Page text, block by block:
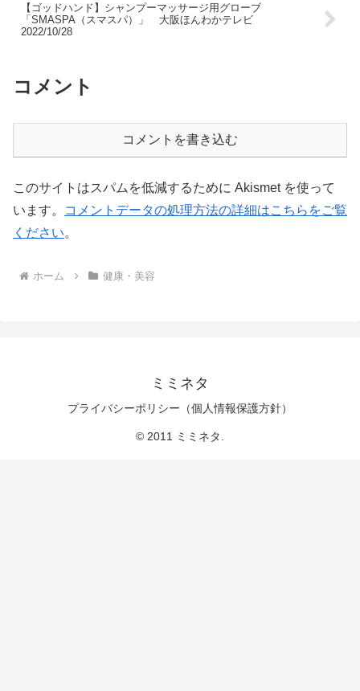
【ゴッドハンド】シャンプーマッサージ用グローブ
「SMASPA（スマスパ）」 大阪ほんわかテレビ
2022/10/28
コメント
コメントを書き込む
このサイトはスパムを低減するために Akismet を使って
います。
コメントデータの処理方法の詳細はこちらをご覧
ください。
ホーム 健康・美容
ミミネタ
プライバシーポリシー（個人情報保護方針）
© 2011 ミミネタ.